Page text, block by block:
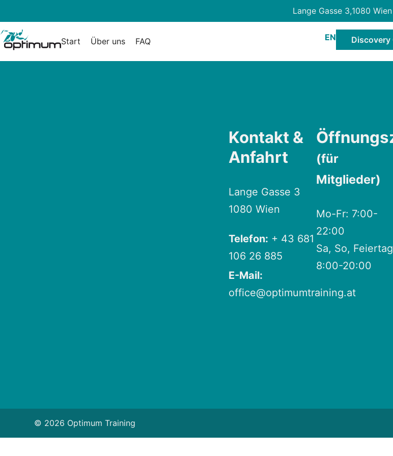
Lange Gasse 3,1080 Wien
Start Über uns FAQ EN Discovery
Kontakt &
Anfahrt
Lange Gasse 3
1080 Wien
Telefon: + 43 681
106 26 885
E-Mail:
office@optimumtraining.at
(für
Mitglieder)
Mo-Fr: 7:00-
22:00
Sa, So,
8:00-20:00
© 2026 Optimum Training